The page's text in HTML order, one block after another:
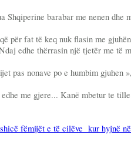
barabar me nenen dhe
për fat të keq nuk flasin me
edhe thërrasin një tjetër me të
pas nonave po e humbim gjuhen
me gjere... Kanë mbetur te
fëmijët e të cilëve kur hyjnë